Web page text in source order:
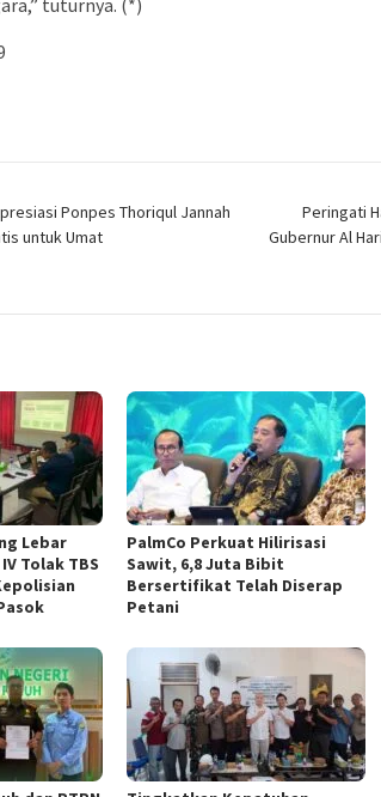
tuturnya. (*)
Ponpes Thoriqul Jannah
untuk Umat
Peringati
Gubernur Al
Lebar
Tolak TBS
PalmCo Perkuat Hilirisasi
Sawit, 6,8 Juta Bibit
Bersertifikat Telah Diserap
Petani